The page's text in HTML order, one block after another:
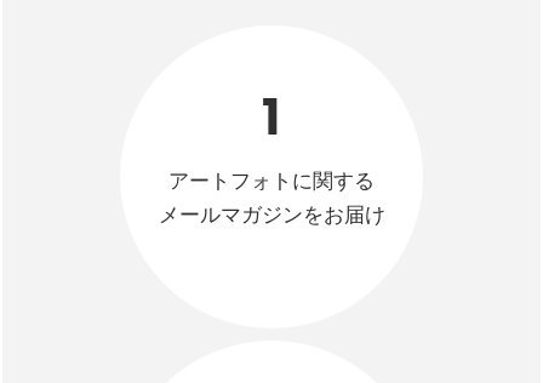
1
アートフォトに関する
メールマガジンをお届け